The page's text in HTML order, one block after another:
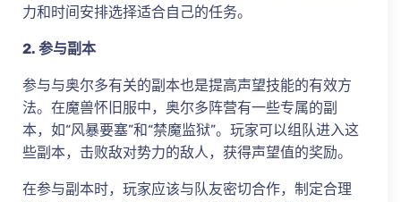
力和时间安排选择适合自己的任务。
2. 参与副本
参与与奥尔多有关的副本也是提高声望技能的有效方
法。在魔兽怀旧服中，奥尔多阵营有一些专属的副
本，如“风暴要塞”和“禁魔监狱”。玩家可以组队进入这
些副本，击败敌对势力的敌人，获得声望值的奖励。
在参与副本时，玩家应该与队友密切合作，制定合理